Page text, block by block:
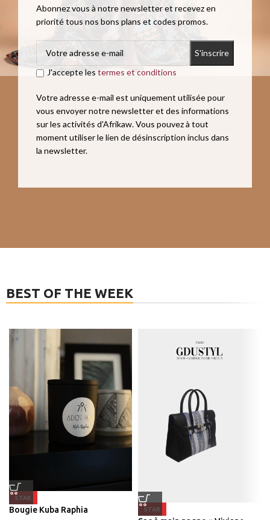
Abonnez vous à notre newsletter et recevez en
priorité tous nos bons plans et codes promos.
J'accepte les termes et conditions
Votre adresse e-mail est uniquement utilisée pour
vous envoyer notre newsletter et des informations
sur les activités d'Afrikaw. Vous pouvez à tout
moment utiliser le lien de désinscription inclus dans
la newsletter.
BEST OF THE WEEK
STAR
Bougie Kuba Raphia STAR